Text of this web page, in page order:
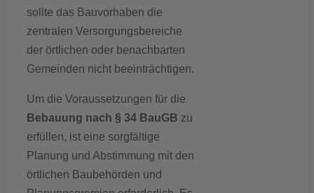
sollte das Bauvorhaben die
zentralen Versorgungsbereiche
der örtlichen oder benachbarten
Gemeinden nicht beeinträchtigen.
Um die Voraussetzungen für die
Bebauung nach § 34 BauGB zu
erfüllen, ist eine sorgfältige
Planung und Abstimmung mit den
örtlichen Baubehörden und